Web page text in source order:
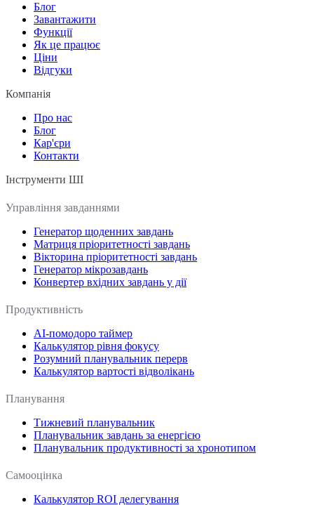
Блог
Завантажити
Функції
Як це працює
Ціни
Відгуки
Компанія
Про нас
Блог
Кар'єри
Контакти
Інструменти ШІ
Управління завданнями
Генератор щоденних завдань
Матриця пріоритетності завдань
Вікторина пріоритетності завдань
Генератор мікрозавдань
Конвертер вхідних завдань у дії
Продуктивність
AI-помодоро таймер
Калькулятор рівня фокусу
Розумний планувальник перерв
Калькулятор вартості відволікань
Планування
Тижневий планувальник
Планувальник завдань за енергією
Планувальник продуктивності за хронотипом
Самооцінка
Калькулятор ROI делегування